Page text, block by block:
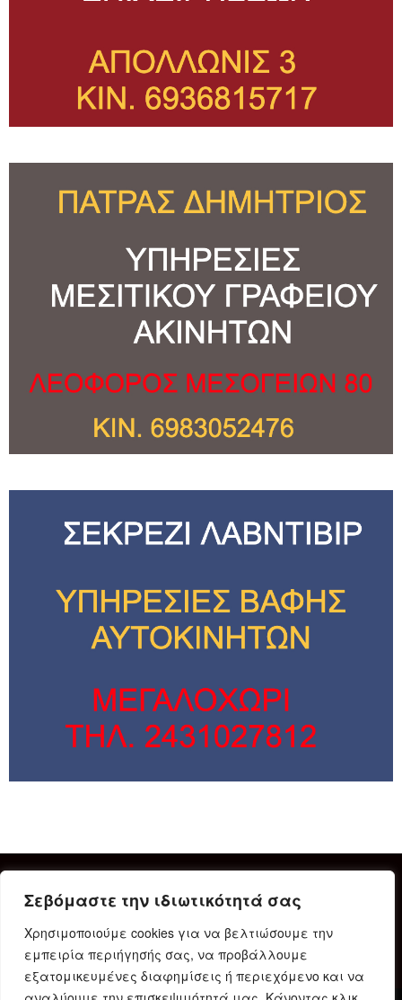
Σεβόμαστε την ιδιωτικότητά σας
Χρησιμοποιούμε cookies για να βελτιώσουμε την
εμπειρία περιήγησής σας, να προβάλλουμε
εξατομικευμένες διαφημίσεις ή περιεχόμενο και να